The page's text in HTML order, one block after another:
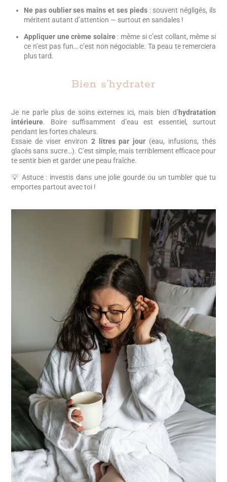
Ne pas oublier ses mains et ses pieds: souvent négligés, ils
méritent autant d’attention — surtout en sandales !
Appliquer une crème solaire: même si c’est collant, même si
ce n’est pas fun… c’est non négociable. Ta peau te remerciera
plus tard.
Bien s’hydrater
Je ne parle plus de soins externes ici, mais bien d’hydratation
intérieure. Boire suffisamment d’eau est essentiel, surtout
pendant les fortes chaleurs.
Essaie de viser environ 2 litres par jour (eau, infusions, thés
glacés sans sucre…). C’est simple, mais terriblement efficace pour
te sentir bien et garder une peau fraîche.
💡 Astuce : investis dans une jolie gourde ou un tumbler que tu
emportes partout avec toi !